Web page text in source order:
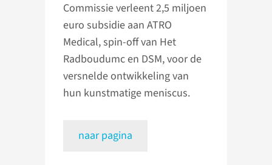
Commissie verleent 2,5 miljoen
euro subsidie aan ATRO
Medical, spin-off van Het
Radboudumc en DSM, voor de
versnelde ontwikkeling van
hun kunstmatige meniscus.
naar pagina